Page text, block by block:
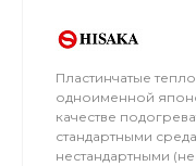
Пластинчатые
одноименной
качестве
стандартными
нестандартными